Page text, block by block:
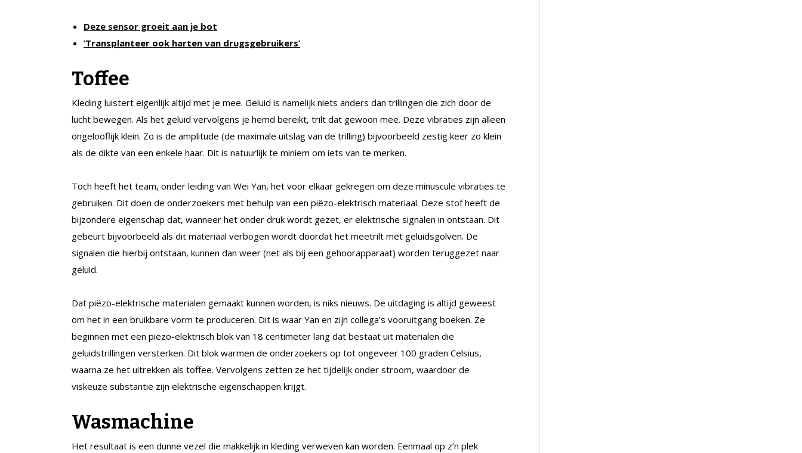
Deze sensor groeit aan je bot
‘Transplanteer ook harten van drugsgebruikers’
Toffee
Kleding luistert eigenlijk altijd met je mee. Geluid is namelijk niets anders dan trillingen die zich door de
lucht bewegen. Als het geluid vervolgens je hemd bereikt, trilt dat gewoon mee. Deze vibraties zijn alleen
ongelooflijk klein. Zo is de amplitude (de maximale uitslag van de trilling) bijvoorbeeld zestig keer zo klein
als de dikte van een enkele haar. Dit is natuurlijk te miniem om iets van te merken.
Toch heeft het team, onder leiding van Wei Yan, het voor elkaar gekregen om deze minuscule vibraties te
gebruiken. Dit doen de onderzoekers met behulp van een piëzo-elektrisch materiaal. Deze stof heeft de
bijzondere eigenschap dat, wanneer het onder druk wordt gezet, er elektrische signalen in ontstaan. Dit
gebeurt bijvoorbeeld als dit materiaal verbogen wordt doordat het meetrilt met geluidsgolven. De
signalen die hierbij ontstaan, kunnen dan weer (net als bij een gehoorapparaat) worden teruggezet naar
geluid.
Dat piëzo-elektrische materialen gemaakt kunnen worden, is niks nieuws. De uitdaging is altijd geweest
om het in een bruikbare vorm te produceren. Dit is waar Yan en zijn collega’s vooruitgang boeken. Ze
beginnen met een piëzo-elektrisch blok van 18 centimeter lang dat bestaat uit materialen die
geluidstrillingen versterken. Dit blok warmen de onderzoekers op tot ongeveer 100 graden Celsius,
waarna ze het uitrekken als toffee. Vervolgens zetten ze het tijdelijk onder stroom, waardoor de
viskeuze substantie zijn elektrische eigenschappen krijgt.
Wasmachine
Het resultaat is een dunne vezel die makkelijk in kleding verweven kan worden. Eenmaal op z’n plek